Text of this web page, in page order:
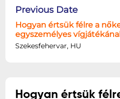
Previous Date
Hogyan értsük félre a
egyszemélyes
Szekesfehervar, HU
Hogyan értsük